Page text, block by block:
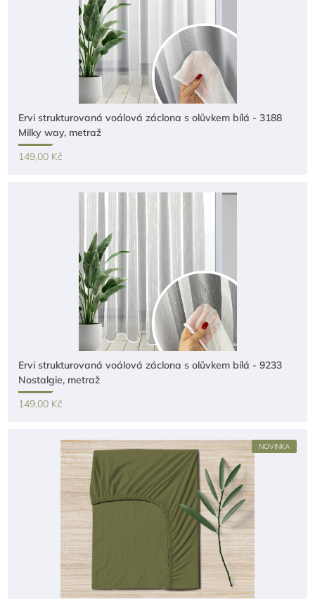
Ervi strukturovaná voálová záclona s olůvkem bílá - 3188
Milky way, metraž
149,00 Kč
Ervi strukturovaná voálová záclona s olůvkem bílá - 9233
Nostalgie, metraž
149,00 Kč
NOVINKA